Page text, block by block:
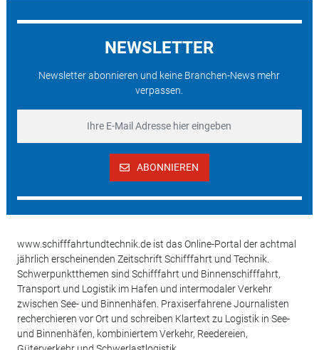
NEWSLETTER
Newsletter abonnieren und keine Branchen-News mehr
verpassen.
ABONNIEREN
www.schifffahrtundtechnik.de ist das Online-Portal der achtmal
jährlich erscheinenden Zeitschrift Schifffahrt und Technik.
Schwerpunktthemen sind Schifffahrt und Binnenschifffahrt,
Transport und Logistik im Hafen und intermodaler Verkehr
zwischen See- und Binnenhäfen. Praxiserfahrene Journalisten
recherchieren vor Ort und schreiben Klartext zu Logistik in See-
und Binnenhäfen, kombiniertem Verkehr, Reedereien,